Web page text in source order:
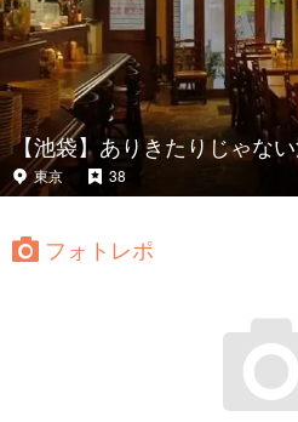
【池袋】ありきたりじゃな
東京 38
フォトレポ